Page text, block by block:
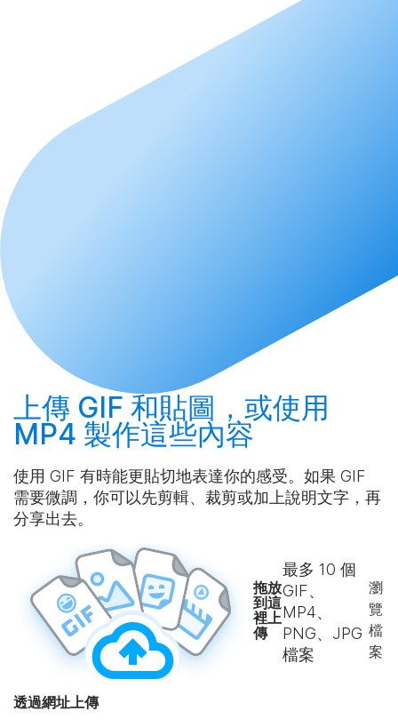
上傳 GIF 和貼圖，或使用
MP4 製作這些內容
使用 GIF 有時能更貼切地表達你的感受。如果 GIF
需要微調，你可以先剪輯、裁剪或加上說明文字，再
分享出去。
拖放
到這
裡上
傳
最多10 個
GIF、
MP4、
PNG、JPG
檔案
瀏
覽
檔
案
透過網址上傳